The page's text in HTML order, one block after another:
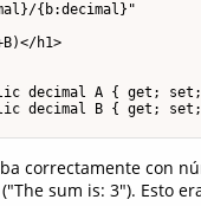
{b:decimal}"
h1>
decimal A { get;
decimal B { get;
correctamente con
sum is: 3"). Esto